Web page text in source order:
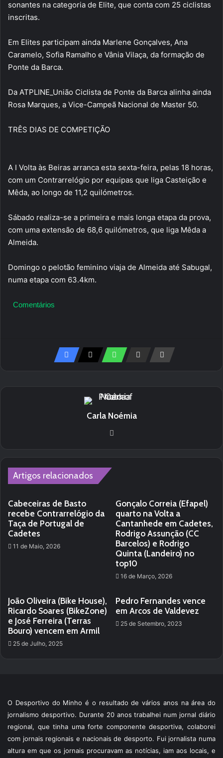
sonantes na categoria de Elite, que conta com 25 ciclistas
inscritas.
Em Elites participam ainda Marlene Gonçalves, Ana
Caramelo, Sofia Ramalho e Vânia Vilaça, da formação de
Ponte da Barca.
Da ATPLINE_União Ciclista de Ponte da Barca alinha ainda
Rosa Marques, a Vice-Campeã Nacional de Master 50.
TRÊS DIAS DE COMPETIÇÃO
A I Volta às Beiras arranca esta sexta-feira, pelas 18 horas,
com um Contrarrelógio por equipas que liga Casteição e
Mêda, ao longo de 11,2 quilómetros.
Sábado realiza-se a primeira e mais longa etapa da prova,
com uma extensão de 68,6 quilómetros, que liga Mêda a
Almeida.
Domingo o pelotão feminino viaja de Almeida até Sabugal,
numa etapa com 63.4km.
Comentários
Carla Noémia
Artigos relacionados
Cabeceiras de Basto
recebe Contrarrelógio da
Taça de Portugal de
Cadetes
11 de Maio, 2026
Gonçalo Correia (Efapel)
quarto na Volta a
Cantanhede em Cadetes,
Rodrigo Assunção (CC
Barcelos) e Rodrigo
Quinta (Landeiro) no
top10
16 de Março, 2026
João Oliveira (Bike House),
Ricardo Soares (BikeZone)
e José Ferreira (Terras
Bouro) vencem em Armil
25 de Julho, 2025
Pedro Fernandes vence
em Arcos de Valdevez
25 de Setembro, 2023
O Desportivo do Minho é o resultado de vários anos na área do
jornalismo desportivo. Durante 20 anos trabalhei num jornal diário
regional, que tinha uma forte componente desportiva, colaborei
com jornais regionais e nacionais de desporto. Fui jornalista numa
altura em que os jornais procuravam as notícias, iam aos locais, e